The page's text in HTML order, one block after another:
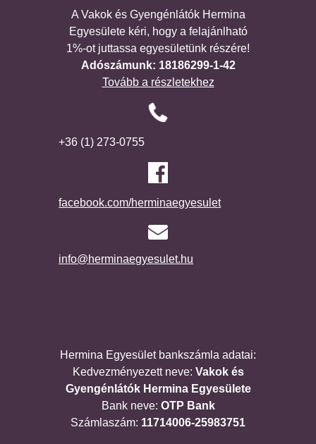
A Vakok és Gyengénlátók Hermina
Egyesülete kéri, hogy a felajánlható
1%-ot juttassa egyesületünk részére!
Adószámunk: 18186299-1-42
Tovább a részletekhez
+36 (1) 273-0755
facebook.com/herminaegyesulet
info@herminaegyesulet.hu
Hermina Egyesület bankszámla adatai:
Kedvezményezett neve: Vakok és
Gyengénlátók Hermina Egyesülete
Bank neve: OTP Bank
Számlaszám: 11714006-25983751